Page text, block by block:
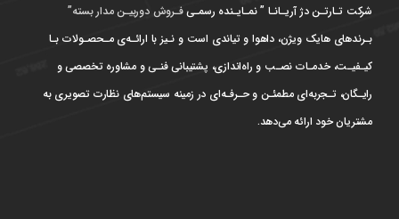
شرکت تـارتـن دژ آریـانـا ” نمـایـنده رسمـیفـروش دوربیـن مدار بسته”
بـرندهای هایک ویژن، داهوا و تیاندی است و نـیز با ارائـه‌ی مـحصـولات بـا
کیـفیـت، خدمـات نصـب و راه‌اندازی، پشتیبانی فنـی و مشاوره تخصصی و
رایـگان، تـجربه‌ای مطمئـن و حـرفـه‌ای در زمینه سیستم‌های نظارت تصویری به
مشتریان خود ارائه می‌دهد.